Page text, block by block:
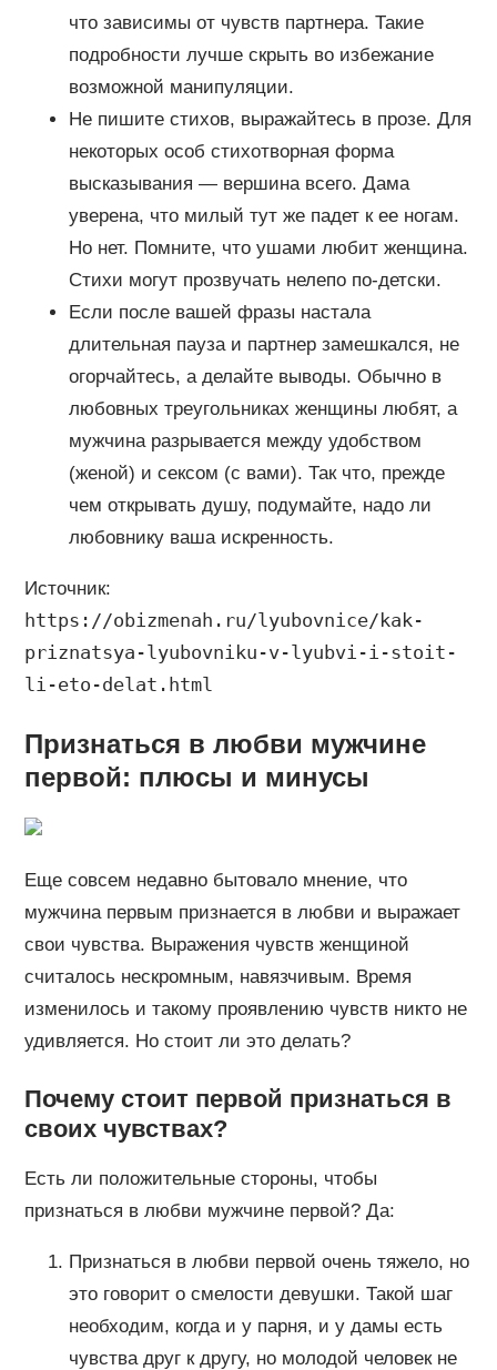
что зависимы от чувств партнера. Такие
подробности лучше скрыть во избежание
возможной манипуляции.
Не пишите стихов, выражайтесь в прозе. Для
некоторых особ стихотворная форма
высказывания — вершина всего. Дама
уверена, что милый тут же падет к ее ногам.
Но нет. Помните, что ушами любит женщина.
Стихи могут прозвучать нелепо по-детски.
Если после вашей фразы настала
длительная пауза и партнер замешкался, не
огорчайтесь, а делайте выводы. Обычно в
любовных треугольниках женщины любят, а
мужчина разрывается между удобством
(женой) и сексом (с вами). Так что, прежде
чем открывать душу, подумайте, надо ли
любовнику ваша искренность.
Источник:
https://obizmenah.ru/lyubovnice/kak-
priznatsya-lyubovniku-v-lyubvi-i-stoit-
li-eto-delat.html
Признаться в любви мужчине
первой: плюсы и минусы
Еще совсем недавно бытовало мнение, что
мужчина первым признается в любви и выражает
свои чувства. Выражения чувств женщиной
считалось нескромным, навязчивым. Время
изменилось и такому проявлению чувств никто не
удивляется. Но стоит ли это делать?
Почему стоит первой признаться в
своих чувствах?
Есть ли положительные стороны, чтобы
признаться в любви мужчине первой? Да:
Признаться в любви первой очень тяжело, но
это говорит о смелости девушки. Такой шаг
необходим, когда и у парня, и у дамы есть
чувства друг к другу, но молодой человек не